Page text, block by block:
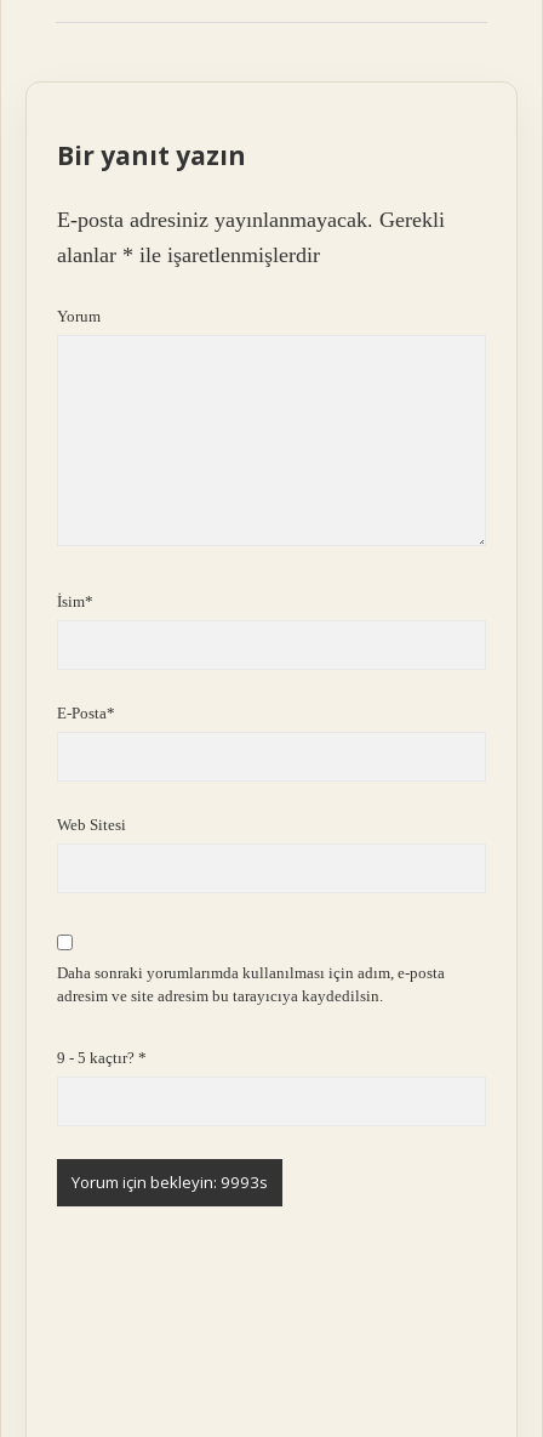
Bir yanıt yazın
E-posta adresiniz yayınlanmayacak. Gerekli
alanlar * ile işaretlenmişlerdir
Yorum
İsim*
E-Posta*
Web Sitesi
Daha sonraki yorumlarımda kullanılması için adım, e-posta
adresim ve site adresim bu tarayıcıya kaydedilsin.
9 - 5 kaçtır?*